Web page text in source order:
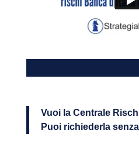
Vuoi la Centrale
Puoi richiederla